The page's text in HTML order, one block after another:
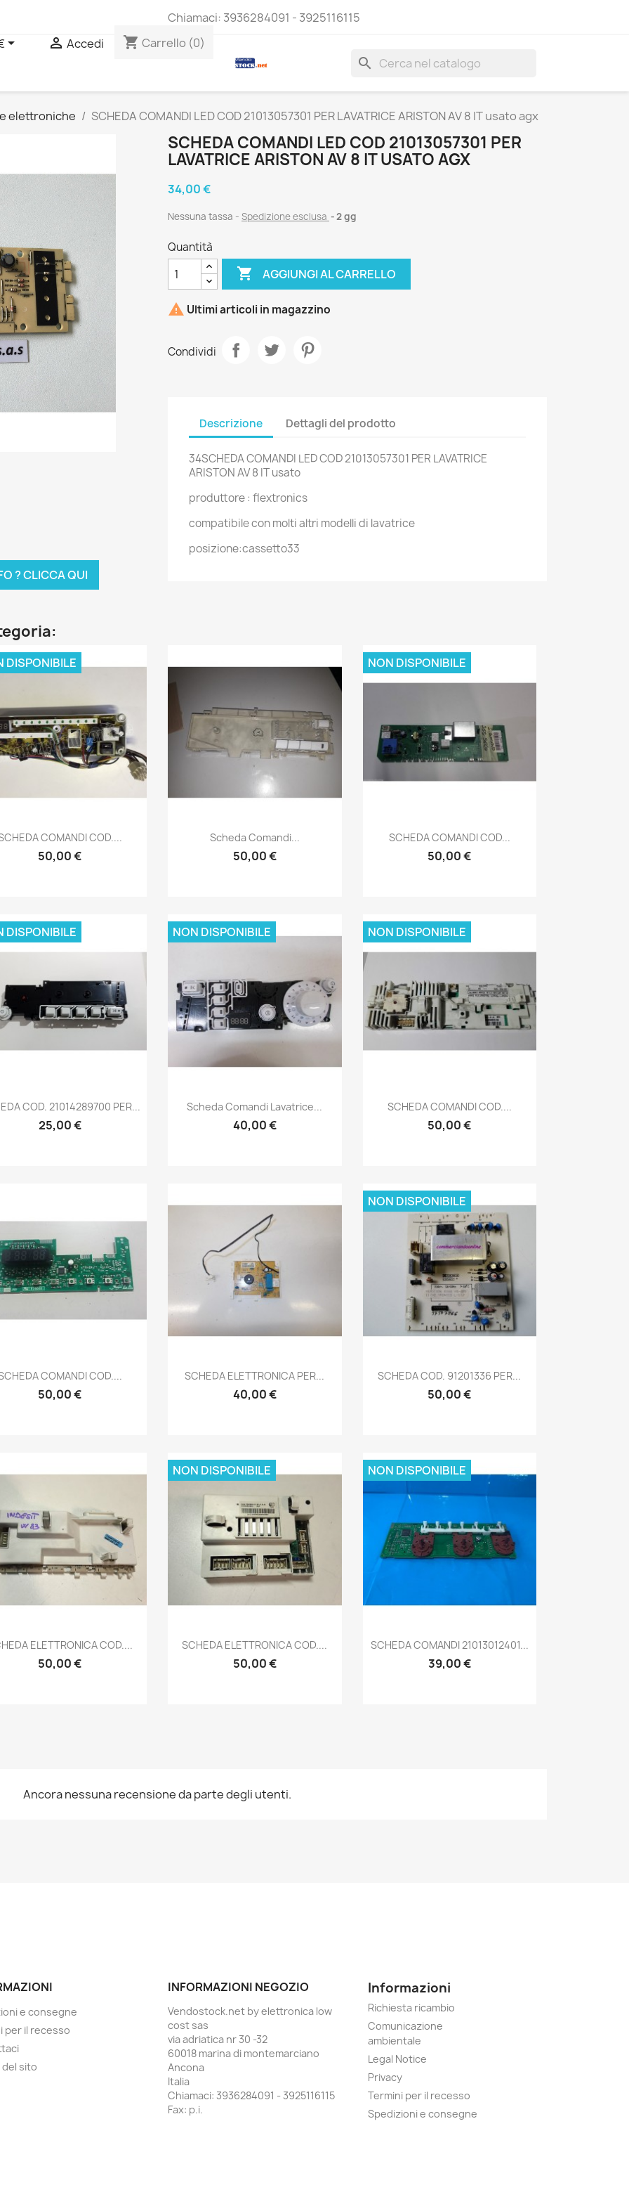
Chiamaci: 3936284091 - 3925116115
  Accedi shopping_cart Carrello (0)
search
elettroniche SCHEDA COMANDI LED COD 21013057301 PER LAVATRICE ARISTON AV 8 IT usato agx
? CLICCA QUI
SCHEDA COMANDI LED COD 21013057301 PER
LAVATRICE ARISTON AV 8 IT USATO AGX
34,00 €
Nessuna tassa Spedizione esclusa 2 gg
Quantità
 AGGIUNGI AL CARRELLO
 Ultimi articoli in magazzino
Condividi
Descrizione Dettagli del prodotto
34SCHEDA COMANDI LED COD 21013057301 PER LAVATRICE
ARISTON AV 8 IT usato
produttore : flextronics
compatibile con molti altri modelli di lavatrice
posizione:cassetto33
Anteprima
COMANDI COD....
50,00 €
DISPONIBILE
Anteprima
Scheda Comandi...
50,00 €
Anteprima
SCHEDA COMANDI COD...
50,00 €
NON DISPONIBILE
Anteprima
COD. 21014289700 PER...
25,00 €
DISPONIBILE
Anteprima
Scheda Comandi Lavatrice...
40,00 €
NON DISPONIBILE
Anteprima
SCHEDA COMANDI COD....
50,00 €
NON DISPONIBILE
Anteprima
COMANDI COD....
50,00 €
Anteprima
SCHEDA ELETTRONICA PER...
40,00 €
Anteprima
SCHEDA COD. 91201336 PER...
50,00 €
NON DISPONIBILE
Anteprima
ELETTRONICA COD....
50,00 €
 Anteprima
SCHEDA ELETTRONICA COD....
50,00 €
NON DISPONIBILE
Anteprima
SCHEDA COMANDI 21013012401...
39,00 €
NON DISPONIBILE
Ancora nessuna recensione da parte degli utenti.
e consegne
per il recesso
del sito
INFORMAZIONI NEGOZIO
Vendostock.net by elettronica low
cost sas
via adriatica nr 30 -32
60018 marina di montemarciano
Ancona
Italia
Chiamaci: 3936284091 - 3925116115
Fax: p.i.
Informazioni
Richiesta ricambio
Comunicazione
ambientale
Legal Notice
Privacy
Termini per il recesso
Spedizioni e consegne